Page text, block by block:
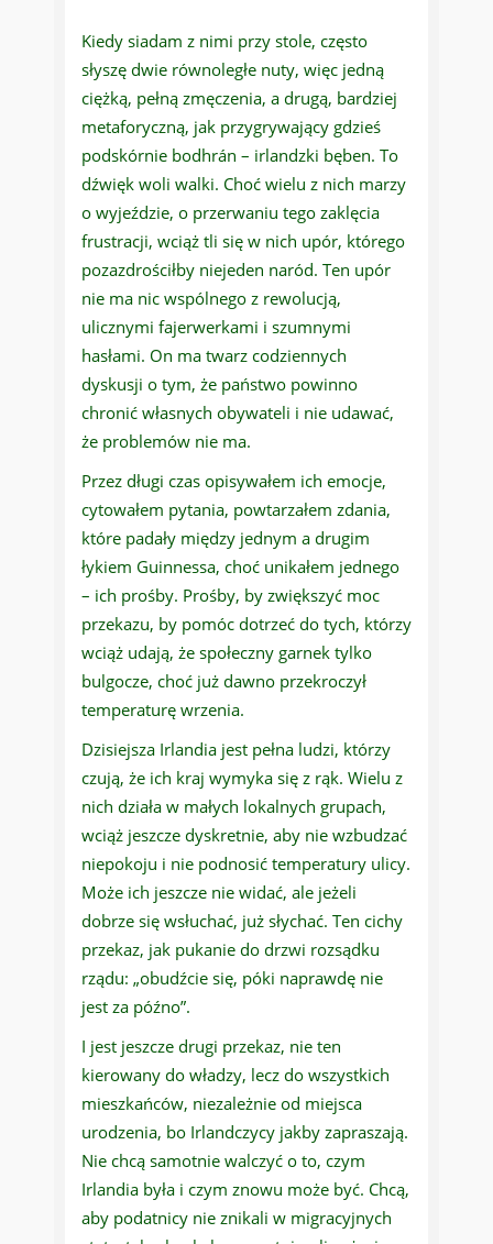
Kiedy siadam z nimi przy stole, często
słyszę dwie równoległe nuty, więc jedną
ciężką, pełną zmęczenia, a drugą, bardziej
metaforyczną, jak przygrywający gdzieś
podskórnie bodhrán – irlandzki bęben. To
dźwięk woli walki. Choć wielu z nich marzy
o wyjeździe, o przerwaniu tego zaklęcia
frustracji, wciąż tli się w nich upór, którego
pozazdrościłby niejeden naród. Ten upór
nie ma nic wspólnego z rewolucją,
ulicznymi fajerwerkami i szumnymi
hasłami. On ma twarz codziennych
dyskusji o tym, że państwo powinno
chronić własnych obywateli i nie udawać,
że problemów nie ma.
Przez długi czas opisywałem ich emocje,
cytowałem pytania, powtarzałem zdania,
które padały między jednym a drugim
łykiem Guinnessa, choć unikałem jednego
– ich prośby. Prośby, by zwiększyć moc
przekazu, by pomóc dotrzeć do tych, którzy
wciąż udają, że społeczny garnek tylko
bulgocze, choć już dawno przekroczył
temperaturę wrzenia.
Dzisiejsza Irlandia jest pełna ludzi, którzy
czują, że ich kraj wymyka się z rąk. Wielu z
nich działa w małych lokalnych grupach,
wciąż jeszcze dyskretnie, aby nie wzbudzać
niepokoju i nie podnosić temperatury ulicy.
Może ich jeszcze nie widać, ale jeżeli
dobrze się wsłuchać, już słychać. Ten cichy
przekaz, jak pukanie do drzwi rozsądku
rządu: „obudźcie się, póki naprawdę nie
jest za późno”.
I jest jeszcze drugi przekaz, nie ten
kierowany do władzy, lecz do wszystkich
mieszkańców, niezależnie od miejsca
urodzenia, bo Irlandczycy jakby zapraszają.
Nie chcą samotnie walczyć o to, czym
Irlandia była i czym znowu może być. Chcą,
aby podatnicy nie znikali w migracyjnych